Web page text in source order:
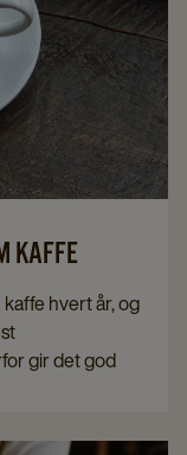
KAFFE
hvert år, og
gir det god